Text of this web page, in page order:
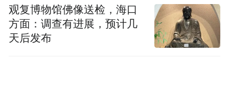
观复博物馆佛像送检，海口
方面：调查有进展，预计几
天后发布